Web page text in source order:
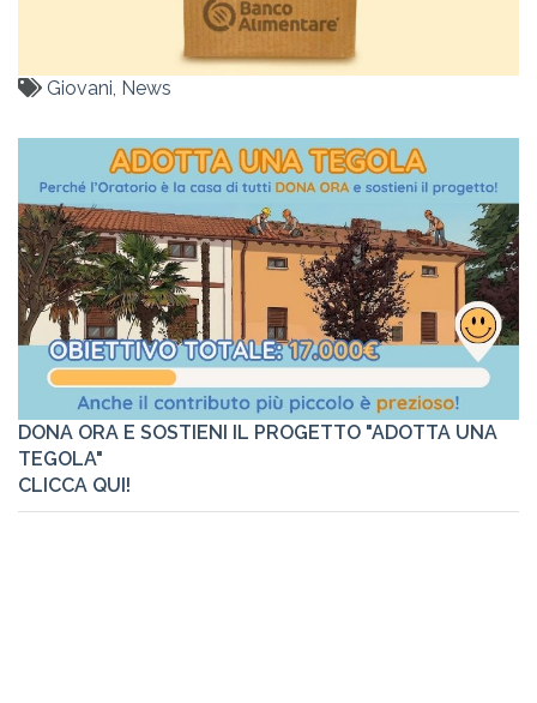
Giovani News
DONA ORA E SOSTIENI IL PROGETTO "ADOTTA UNA
TEGOLA"
CLICCA QUI!